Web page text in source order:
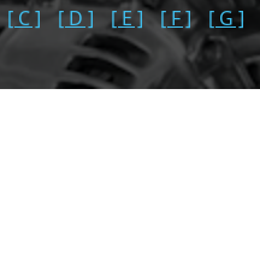
[ C ] [ D ] [ E ] [ F ] [ G ]